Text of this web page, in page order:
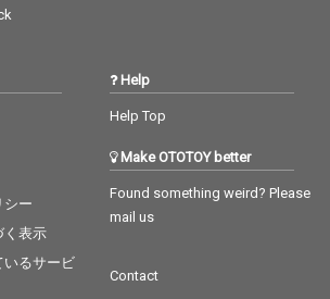
シー
く表示
いるサービ
Help
Help Top
Make OTOTOY better
Found something weird? Please
mail us
Contact